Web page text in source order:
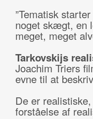
”Tematisk
noget skægt, en
meget, meget
Tarkovskijs
Joachim Triers
evne til at
De er
forståelse af